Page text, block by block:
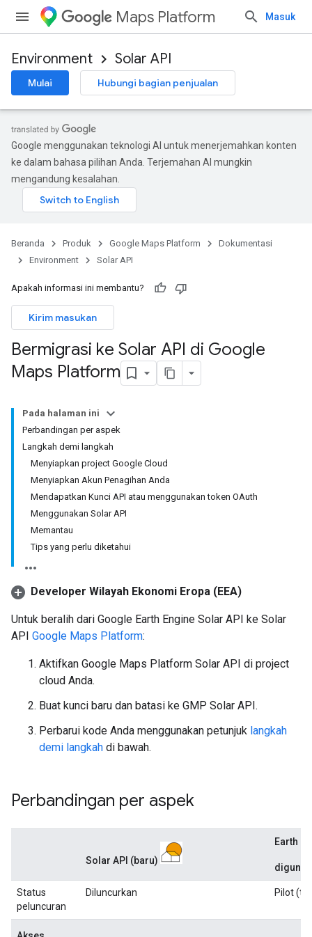
Maps Platform Masuk
Environment Solar API
Mulai Hubungi bagian penjualan
Google menggunakan teknologi AI untuk menerjemahkan konten
ke dalam bahasa pilihan Anda. Terjemahan AI mungkin
mengandung kesalahan.
Beranda Produk Google Maps Platform
Dokumentasi
Environment
Solar API
Apakah informasi ini membantu?
Kirim masukan
Bermigrasi ke Solar API di Google
Maps Platform
Pada halaman ini
Perbandingan per aspek
Langkah demi langkah
Menyiapkan project Google Cloud
Menyiapkan Akun Penagihan Anda
Mendapatkan Kunci API atau menggunakan token OAuth
Menggunakan Solar API
Memantau
Tips yang perlu diketahui
Developer Wilayah Ekonomi Eropa (EEA)
Untuk beralih dari Google Earth Engine Solar API ke Solar
API Google Maps Platform:
Aktifkan Google Maps Platform Solar API di project
cloud Anda.
Buat kunci baru dan batasi ke GMP Solar API.
Perbarui kode Anda menggunakan petunjuk langkah
demi langkah di bawah.
Perbandingan per aspek
Solar API (baru)
Earth
Status
peluncuran
Diluncurkan Pilot